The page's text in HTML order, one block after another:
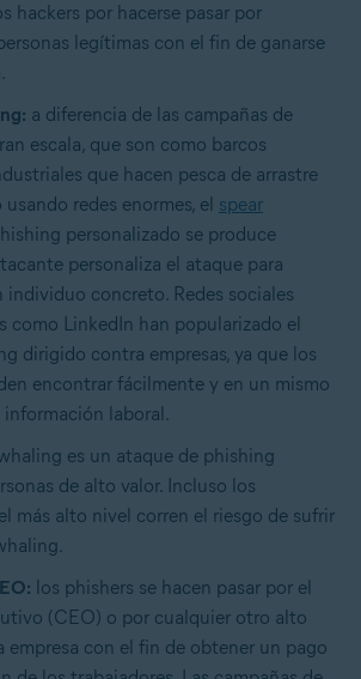
hackers por hacerse pasar por
legítimas con el fin de ganarse
a diferencia de las campañas de
escala, que son como barcos
que hacen pesca de arrastre
redes enormes, el spear
personalizado se produce
personaliza el ataque para
individuo concreto. Redes sociales
como LinkedIn han popularizado el
dirigido contra empresas, ya que los
encontrar fácilmente y en un mismo
laboral.
es un ataque de phishing
de alto valor. Incluso los
más alto nivel corren el riesgo de sufrir
los phishers se hacen pasar por el
(CEO) o por cualquier otro alto
empresa con el fin de obtener un pago